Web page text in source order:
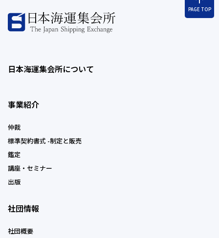
PAGE TOP
日本海運集会所について
事業紹介
仲裁
標準契約書式 -制定と販売
鑑定
講座・セミナー
出版
社団情報
社団概要